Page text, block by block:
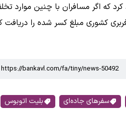
کرد که اگر مسافران با چنین موارد
کشوری مبلغ کسر شده را دریافت
سفرهای جاده‌ای بلیت اتوبوس